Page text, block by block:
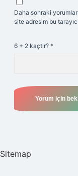
Daha sonraki
site adresim bu
6 + 2 kaçtır? *
Sitemap